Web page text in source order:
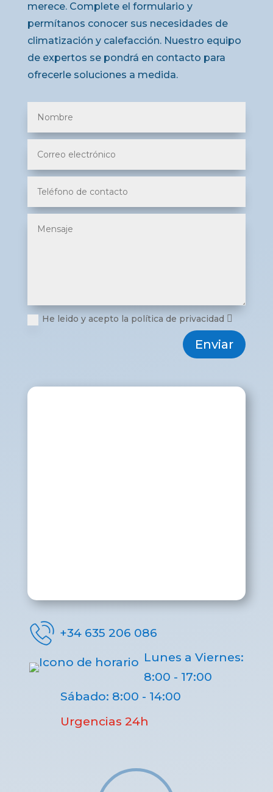
merece. Complete el formulario y
permítanos conocer sus necesidades de
climatización y calefacción. Nuestro equipo
de expertos se pondrá en contacto para
ofrecerle soluciones a medida.
He leido y acepto la política de privacidad
Enviar
+34 635 206 086
Lunes a Viernes:
8:00 - 17:00
Sábado: 8:00 - 14:00
Urgencias 24h